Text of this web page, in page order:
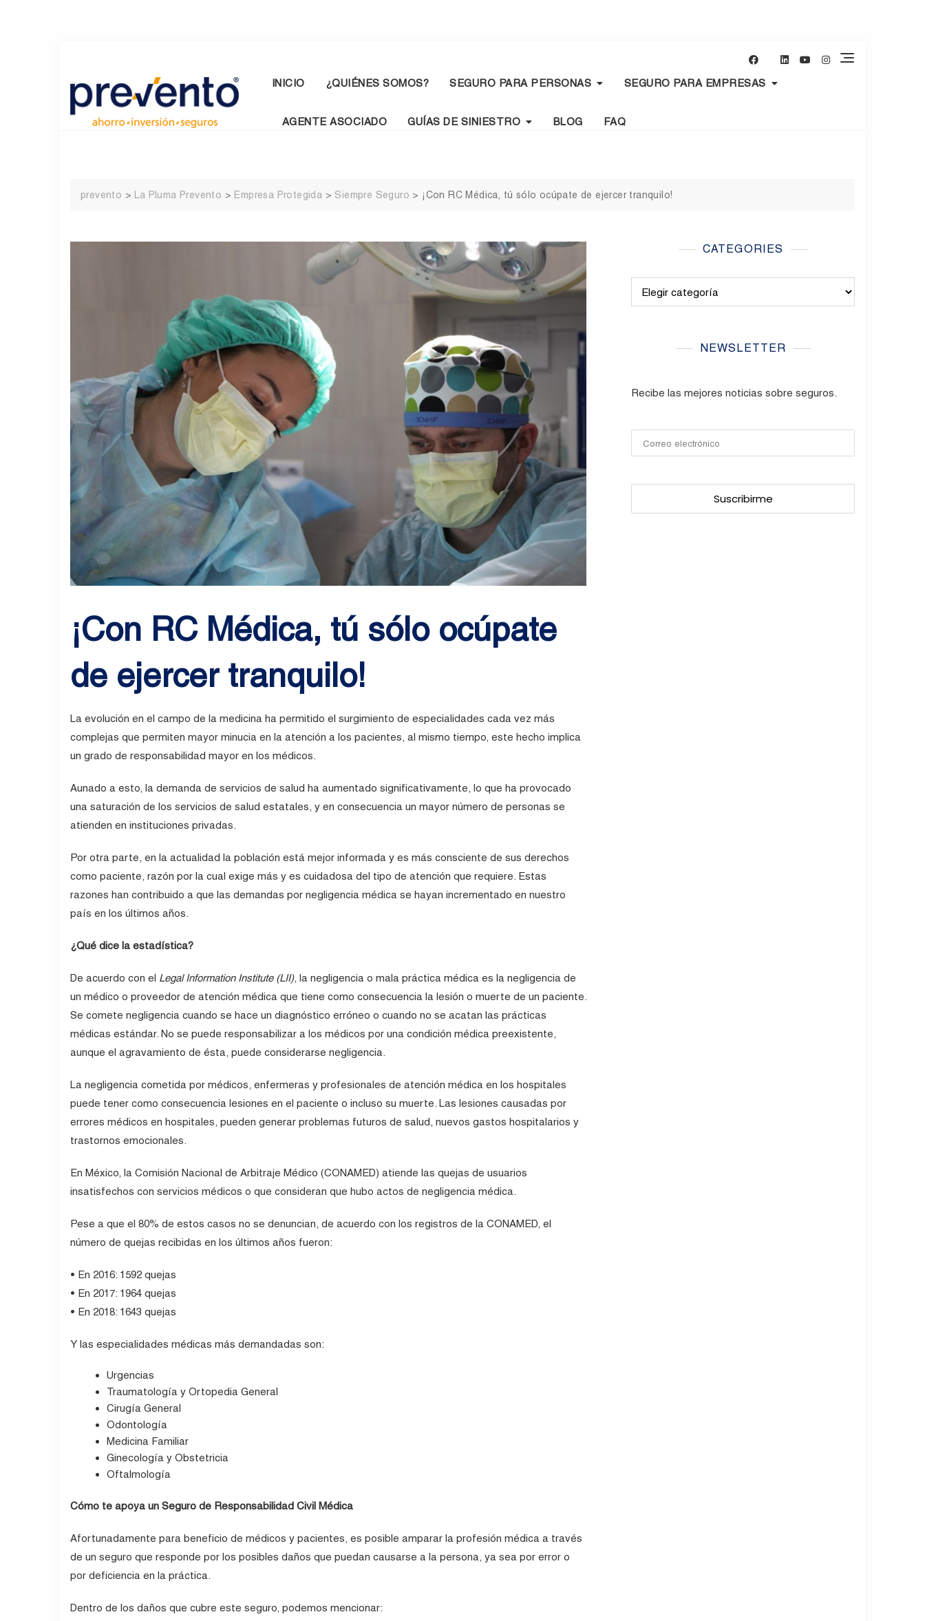
content
INICIO ¿QUIÉNES SOMOS? SEGURO PARA PERSONAS SEGURO PARA EMPRESAS
AGENTE ASOCIADO GUÍAS DE SINIESTRO BLOG FAQ
prevento > La Pluma Prevento > Empresa Protegida > Siempre Seguro > ¡Con RC Médica, tú sólo ocúpate de ejercer tranquilo!
¡Con RC Médica, tú sólo ocúpate
de ejercer tranquilo!
La evolución en el campo de la medicina ha permitido el surgimiento de especialidades cada vez más
complejas que permiten mayor minucia en la atención a los pacientes, al mismo tiempo, este hecho implica
un grado de responsabilidad mayor en los médicos.
Aunado a esto, la demanda de servicios de salud ha aumentado significativamente, lo que ha provocado
una saturación de los servicios de salud estatales, y en consecuencia un mayor número de personas se
atienden en instituciones privadas.
Por otra parte, en la actualidad la población está mejor informada y es más consciente de sus derechos
como paciente, razón por la cual exige más y es cuidadosa del tipo de atención que requiere. Estas
razones han contribuido a que las demandas por negligencia médica se hayan incrementado en nuestro
país en los últimos años.
¿Qué dice la estadística?
De acuerdo con el Legal Information Institute (LII), la negligencia o mala práctica médica es la negligencia de
un médico o proveedor de atención médica que tiene como consecuencia la lesión o muerte de un paciente.
Se comete negligencia cuando se hace un diagnóstico erróneo o cuando no se acatan las prácticas
médicas estándar. No se puede responsabilizar a los médicos por una condición médica preexistente,
aunque el agravamiento de ésta, puede considerarse negligencia.
La negligencia cometida por médicos, enfermeras y profesionales de atención médica en los hospitales
puede tener como consecuencia lesiones en el paciente o incluso su muerte. Las lesiones causadas por
errores médicos en hospitales, pueden generar problemas futuros de salud, nuevos gastos hospitalarios y
trastornos emocionales.
En México, la Comisión Nacional de Arbitraje Médico (CONAMED) atiende las quejas de usuarios
insatisfechos con servicios médicos o que consideran que hubo actos de negligencia médica.
Pese a que el 80% de estos casos no se denuncian, de acuerdo con los registros de la CONAMED, el
número de quejas recibidas en los últimos años fueron:
• En 2016: 1592 quejas
• En 2017: 1964 quejas
• En 2018: 1643 quejas
Y las especialidades médicas más demandadas son:
Urgencias
Traumatología y Ortopedia General
Cirugía General
Odontología
Medicina Familiar
Ginecología y Obstetricia
Oftalmología
Cómo te apoya un Seguro de Responsabilidad Civil Médica
Afortunadamente para beneficio de médicos y pacientes, es posible amparar la profesión médica a través
de un seguro que responde por los posibles daños que puedan causarse a la persona, ya sea por error o
por deficiencia en la práctica.
Dentro de los daños que cubre este seguro, podemos mencionar:
CATEGORIES
NEWSLETTER
Recibe las mejores noticias sobre seguros.